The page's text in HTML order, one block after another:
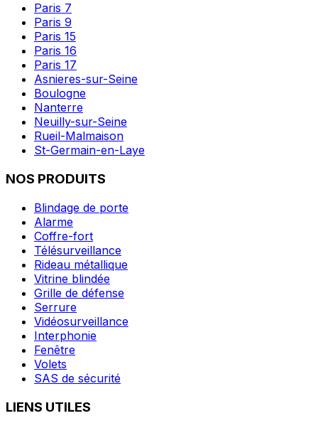
Paris 7
Paris 9
Paris 15
Paris 16
Paris 17
Asnieres-sur-Seine
Boulogne
Nanterre
Neuilly-sur-Seine
Rueil-Malmaison
St-Germain-en-Laye
NOS PRODUITS
Blindage de porte
Alarme
Coffre-fort
Télésurveillance
Rideau métallique
Vitrine blindée
Grille de défense
Serrure
Vidéosurveillance
Interphonie
Fenêtre
Volets
SAS de sécurité
LIENS UTILES